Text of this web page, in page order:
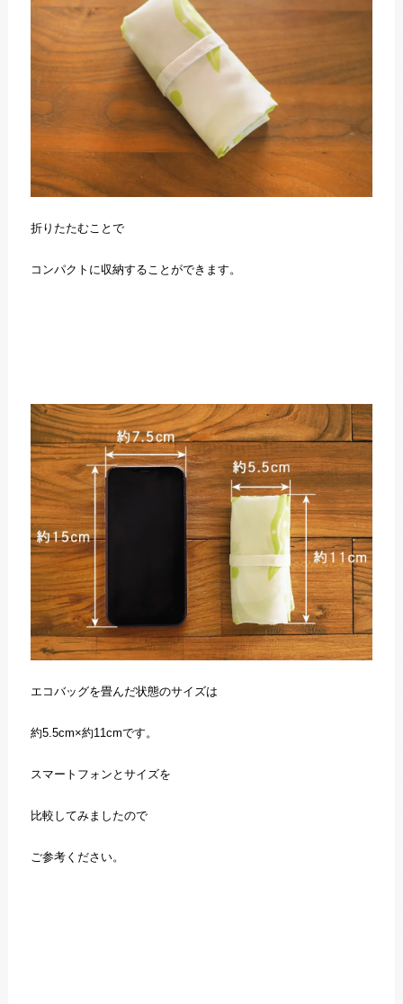
折りたたむことで
コンパクトに収納することができます。
エコバッグを畳んだ状態のサイズは
約5.5cm×約11cmです。
スマートフォンとサイズを
比較してみましたので
ご参考ください。